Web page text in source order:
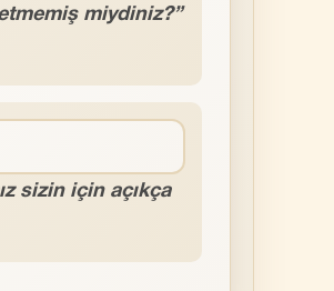
miydiniz?”
sizin için açıkça